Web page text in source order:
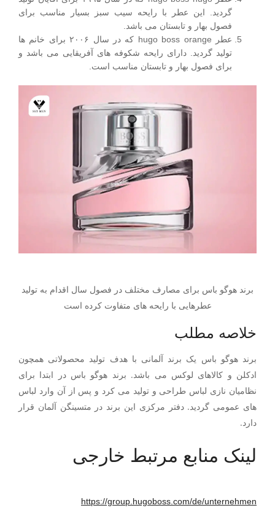
گردید. این عطر با رایحه سیب سبز بسیار مناسب برای
فصول بهار و تابستان می باشد.
عطر hugo boss orange که در سال ۲۰۰۶ برای خانم ها
تولید گردید. دارای رایحه شکوفه های آفریقایی می باشد و
برای فصول بهار و تابستان مناسب است.
برند هوگو باس برای مصارف مختلف در فصول سال اقدام به تولید
عطرهایی با رایحه های متفاوت کرده است
خلاصه مطلب
برند هوگو باس یک برند آلمانی با هدف تولید محصولاتی همچون
ادکلن و کالاهای لوکس می باشد. برند هوگو باس در ابتدا برای
نظامیان نازی لباس طراحی و تولید می کرد و پس از آن وارد لباس
های عمومی گردید. دفتر مرکزی این برند در متسینگن آلمان قرار
دارد.
لینک منابع مرتبط خارجی
https://group.hugoboss.com/de/unternehmen